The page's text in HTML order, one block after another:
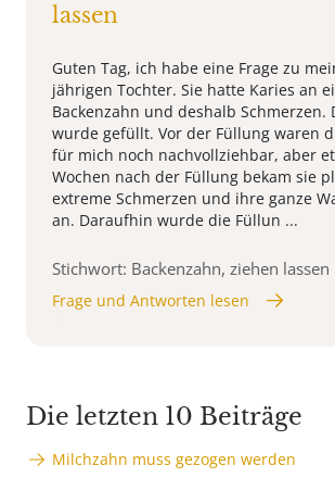
lassen
Guten Tag, ich habe eine Frage zu
jährigen Tochter. Sie hatte Karies an
Backenzahn und deshalb Schmerzen.
wurde gefüllt. Vor der Füllung waren
für mich noch nachvollziehbar, aber
Wochen nach der Füllung bekam sie
extreme Schmerzen und ihre ganze
an. Daraufhin wurde die Füllun ...
Stichwort: Backenzahn, ziehen lassen
Frage und Antworten lesen
Die letzten 10 Beiträge
Milchzahn muss gezogen werden